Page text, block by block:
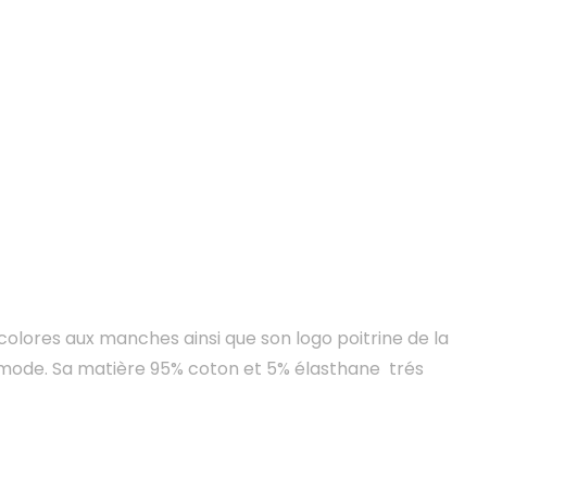
aux manches ainsi que son logo poitrine de la
Sa matière 95% coton et 5% élasthane trés